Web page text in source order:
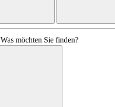
Was möchten Sie finden?